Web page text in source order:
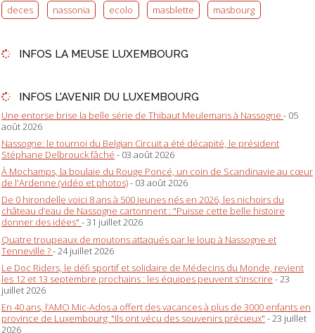
deces
nassonia ecolo masblette masbourg
INFOS LA MEUSE LUXEMBOURG
INFOS L'AVENIR DU LUXEMBOURG
Une entorse brise la belle série de Thibaut Meulemans à Nassogne - 05
août 2026
Nassogne: le tournoi du Belgian Circuit a été décapité, le président
Stéphane Delbrouck fâché - 03 août 2026
À Mochamps, la boulaie du Rouge Poncé, un coin de Scandinavie au cœur
de l'Ardenne (vidéo et photos)- 03 août 2026
De 0 hirondelle voici 8 ans à 500 jeunes nés en 2026, les nichoirs du
château d’eau de Nassogne cartonnent : "Puisse cette belle histoire
donner des idées" - 31 juillet 2026
Quatre troupeaux de moutons attaqués par le loup à Nassogne et
Tenneville ?- 24 juillet 2026
Le Doc Riders, le défi sportif et solidaire de Médecins du Monde, revient
les 12 et 13 septembre prochains : les équipes peuvent s'inscrire - 23
juillet 2026
En 40 ans, l’AMO Mic-Ados a offert des vacances à plus de 3000 enfants en
province de Luxembourg: "Ils ont vécu des souvenirs précieux" - 23 juillet
2026